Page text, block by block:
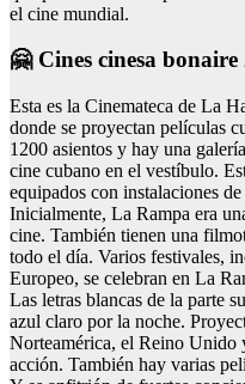
el cine mundial.
🤗 Cines cinesa bonaire
Esta es la Cinemateca de La
donde se proyectan películas
1200 asientos y hay una
cine cubano en el vestíbulo.
equipados con instalaciones
Inicialmente, La Rampa era
cine. También tienen una
todo el día. Varios festivales,
Europeo, se celebran en La
Las letras blancas de la parte
azul claro por la noche.
Norteamérica, el Reino Unido
acción. También hay varias